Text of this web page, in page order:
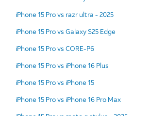
iPhone 15 Pro vs razr ultra - 2025
iPhone 15 Pro vs Galaxy S25 Edge
iPhone 15 Pro vs CORE-P6
iPhone 15 Pro vs iPhone 16 Plus
iPhone 15 Pro vs iPhone 15
iPhone 15 Pro vs iPhone 16 Pro Max